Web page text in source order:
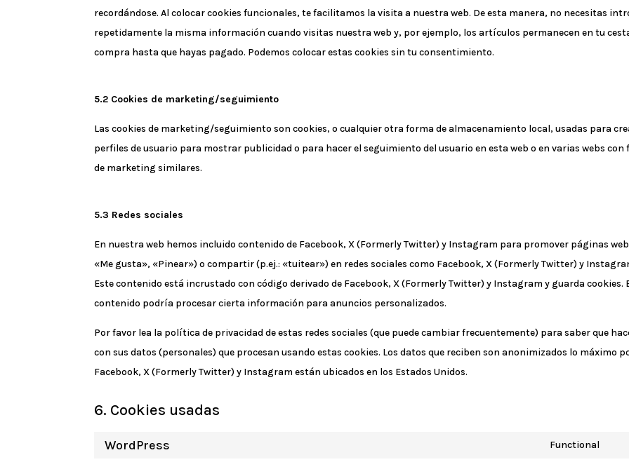
recordándose. Al colocar cookies funcionales, te facilitamos la visita a nuestra web. De esta manera, no necesitas
repetidamente la misma información cuando visitas nuestra web y, por ejemplo, los artículos permanecen en tu
compra hasta que hayas pagado. Podemos colocar estas cookies sin tu consentimiento.
5.2 Cookies de marketing/seguimiento
Las cookies de marketing/seguimiento son cookies, o cualquier otra forma de almacenamiento local, usadas para
perfiles de usuario para mostrar publicidad o para hacer el seguimiento del usuario en esta web o en varias webs con
de marketing similares.
5.3 Redes sociales
En nuestra web hemos incluido contenido de Facebook, X (Formerly Twitter) y Instagram para promover páginas web
«Me gusta», «Pinear») o compartir (p.ej.: «tuitear») en redes sociales como Facebook, X (Formerly Twitter) y
Este contenido está incrustado con código derivado de Facebook, X (Formerly Twitter) y Instagram y guarda cookies.
contenido podría procesar cierta información para anuncios personalizados.
Por favor lea la política de privacidad de estas redes sociales (que puede cambiar frecuentemente) para saber que
con sus datos (personales) que procesan usando estas cookies. Los datos que reciben son anonimizados lo máximo
Facebook, X (Formerly Twitter) y Instagram están ubicados en los Estados Unidos.
6. Cookies usadas
WordPress Functional